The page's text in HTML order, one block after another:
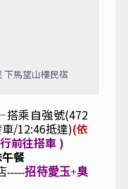
下馬望山樓民宿
乘自強號(472
/12:46抵達)(依
前往搭車 )
餐
-----招待愛玉+臭